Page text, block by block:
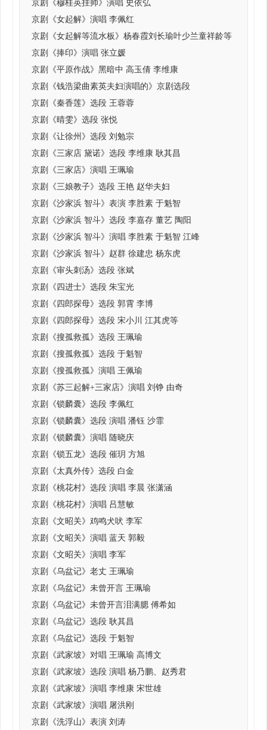
京剧《穆桂英挂帅》演唱 史依弘
京剧《女起解》演唱 李佩红
京剧《女起解等流水板》杨春霞刘长瑜叶少兰童祥龄等
京剧《捧印》演唱 张立媛
京剧《平原作战》黑暗中 高玉倩 李维康
京剧《钱浩梁曲素英夫妇演唱的》京剧选段
京剧《秦香莲》选段 王蓉蓉
京剧《晴雯》选段 张悦
京剧《让徐州》选段 刘勉宗
京剧《三家店 黛诺》选段 李维康 耿其昌
京剧《三家店》演唱 王珮瑜
京剧《三娘教子》选段 王艳 赵华夫妇
京剧《沙家浜 智斗》表演 李胜素 于魁智
京剧《沙家浜 智斗》选段 李嘉存 董艺 陶阳
京剧《沙家浜 智斗》演唱 李胜素 于魁智 江峰
京剧《沙家浜 智斗》赵群 徐建忠 杨东虎
京剧《审头刺汤》选段 张斌
京剧《四进士》选段 朱宝光
京剧《四郎探母》选段 郭霄 李博
京剧《四郎探母》选段 宋小川 江其虎等
京剧《搜孤救孤》选段 王珮瑜
京剧《搜孤救孤》选段 于魁智
京剧《搜孤救孤》演唱 王佩瑜
京剧《苏三起解+三家店》演唱 刘铮 由奇
京剧《锁麟囊》选段 李佩红
京剧《锁麟囊》选段 演唱 潘钰 沙霏
京剧《锁麟囊》演唱 随晓庆
京剧《锁五龙》选段 催玥 方旭
京剧《太真外传》选段 白金
京剧《桃花村》选段 演唱 李晨 张潇涵
京剧《桃花村》演唱 吕慧敏
京剧《文昭关》鸡鸣犬吠 李军
京剧《文昭关》演唱 蓝天 郭毅
京剧《文昭关》演唱 李军
京剧《乌盆记》老丈 王珮瑜
京剧《乌盆记》未曾开言 王珮瑜
京剧《乌盆记》未曾开言泪满腮 傅希如
京剧《乌盆记》选段 耿其昌
京剧《乌盆记》选段 于魁智
京剧《武家坡》对唱 王珮瑜 高博文
京剧《武家坡》选段 演唱 杨乃鹏、赵秀君
京剧《武家坡》演唱 李维康 宋世雄
京剧《武家坡》演唱 屠洪刚
京剧《洗浮山》表演 刘涛